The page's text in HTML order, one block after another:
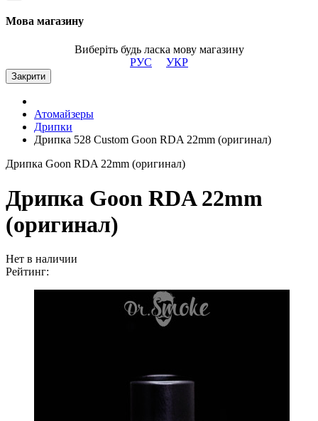
Мова магазину
Виберіть будь ласка мову магазину
РУС
УКР
Закрити
Атомайзеры
Дрипки
Дрипка 528 Custom Goon RDA 22mm (оригинал)
Дрипка Goon RDA 22mm (оригинал)
Дрипка Goon RDA 22mm
(оригинал)
Нет в наличии
Рейтинг: